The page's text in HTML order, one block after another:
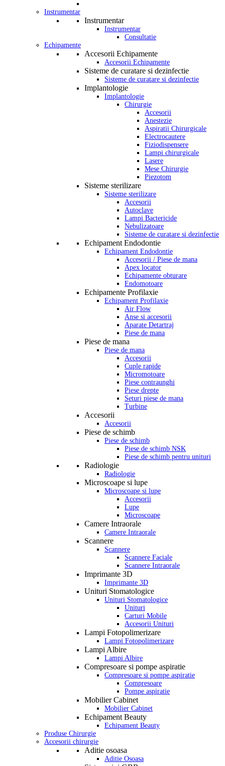
Instrumentar
Instrumentar
Instrumentar
Consultatie
Echipamente
Accesorii Echipamente
Accesorii Echipamente
Sisteme de curatare si dezinfectie
Sisteme de curatare si dezinfectie
Implantologie
Implantologie
Chirurgie
Accesorii
Anestezie
Aspiratii Chirurgicale
Electrocautere
Fiziodispensere
Lampi chirurgicale
Lasere
Mese Chirurgie
Piezotom
Sisteme sterilizare
Sisteme sterilizare
Accesorii
Autoclave
Lampi Bactericide
Nebulizatoare
Sisteme de curatare si dezinfectie
Echipament Endodontie
Echipament Endodontie
Accesorii / Piese de mana
Apex locator
Echipamente obturare
Endomotoare
Echipamente Profilaxie
Echipament Profilaxie
Air Flow
Anse si accesorii
Aparate Detartraj
Piese de mana
Piese de mana
Piese de mana
Accesorii
Cuple rapide
Micromotoare
Piese contraunghi
Piese drepte
Seturi piese de mana
Turbine
Accesorii
Accesorii
Piese de schimb
Piese de schimb
Piese de schimb NSK
Piese de schimb pentru unituri
Radiologie
Radiologie
Microscoape si lupe
Microscoape si lupe
Accesorii
Lupe
Microscoape
Camere Intraorale
Camere Intraorale
Scannere
Scannere
Scannere Faciale
Scannere Intraorale
Imprimante 3D
Imprimante 3D
Unituri Stomatologice
Unituri Stomatologice
Unituri
Carturi Mobile
Accesorii Unituri
Lampi Fotopolimerizare
Lampi Fotopolimerizare
Lampi Albire
Lampi Albire
Compresoare si pompe aspiratie
Compresoare si pompe aspiratie
Compresoare
Pompe aspiratie
Mobilier Cabinet
Mobilier Cabinet
Echipament Beauty
Echipament Beauty
Produse Chirurgie
Accesorii chirurgie
Aditie osoasa
Aditie Osoasa